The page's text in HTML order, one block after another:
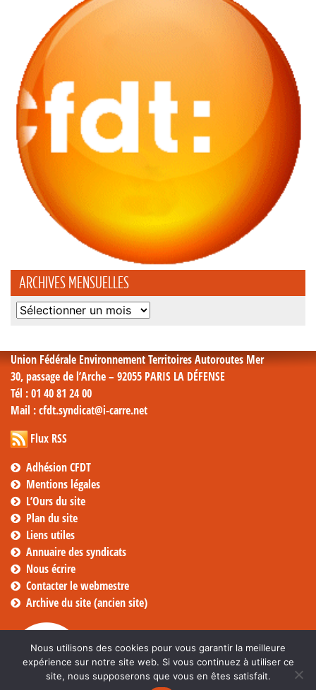
ARCHIVES MENSUELLES
Archives
Union Fédérale Environnement Territoires Autoroutes Mer
30, passage de l’Arche – 92055 PARIS LA DÉFENSE
Tél : 01 40 81 24 00
Mail : cfdt.syndicat@i-carre.net
Flux RSS
Adhésion CFDT
Mentions légales
L’Ours du site
Plan du site
Liens utiles
Annuaire des syndicats
Nous écrire
Contacter le webmestre
Archive du site (ancien site)
Nous utilisons des cookies pour vous garantir la meilleure
expérience sur notre site web. Si vous continuez à utiliser ce
site, nous supposerons que vous en êtes satisfait.